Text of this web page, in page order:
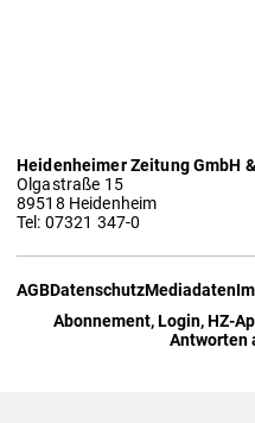
Heidenheimer Zeitung GmbH
Olgastraße 15
89518 Heidenheim
Tel: 07321 347-0
AGBDatenschutzMediadaten
Abonnement, Login, HZ-
Antworten